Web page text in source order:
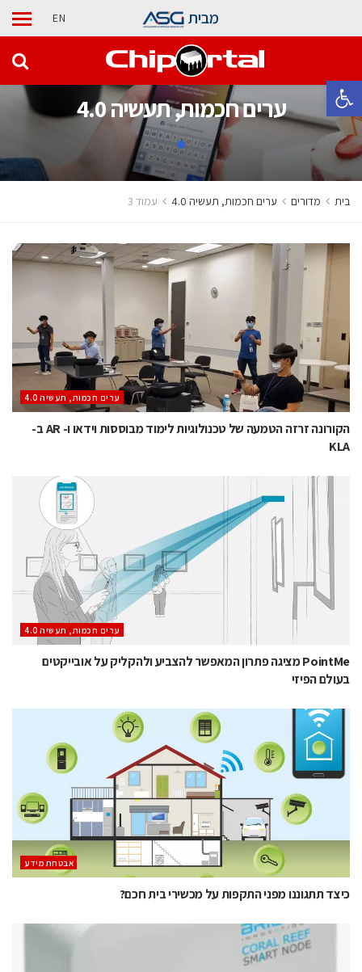
פתח סרגל נגישות
מבית EN
ערים חכמות, תעשיה 4.0
בית מדורים ערים חכמות, תעשיה 4.0 עמוד 3
ערים חכמות, תעשיה 4.0
הקורונה זרזה הטמעה של טכנולוגיות לימוד מבוססות וידאו ו- AR ב-
KLA
ערים חכמות, תעשיה 4.0
PointMe מציגה פתרון המאפשר להצביע ולהקליק על אובייקטים
בעולם הפיזי
אבטחת מידע
כיצד תתגוננו מפני התקפות על מכשירי בית חכם?